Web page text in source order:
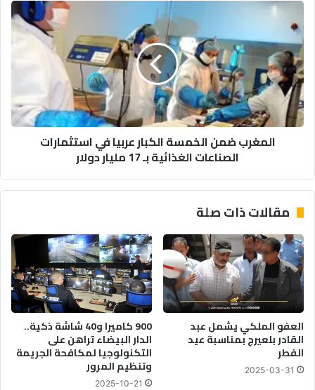
المغرب
ضمن
الخمسة
الكبار
عربيا
في
استثمارات
الصناعات
الغذائية
دولار
المغرب ضمن الخمسة الكبار عربيا في استثمارات
الصناعات الغذائية بـ 17 مليار دولار
مقالات ذات صلة
العفو الملكي يشمل عبد
القادر بلعيرج بمناسبة عيد
الفطر
2025-03-31
900 كاميرا و40 شاشة ذكية..
الدار البيضاء تراهن على
التكنولوجيا لمكافحة الجريمة
وتنظيم المرور
2025-10-21